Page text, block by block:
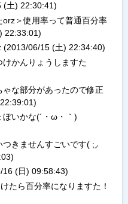
(土) 22:30:41)
orz＞使用率って普通百分率
22:33:01)
(2013/06/15 (土) 22:34:40)
けかんりょうしますた
ゃな部分があったので修正
)
ぼいかな(´・ω・｀)
きませんすごいです( ;◞
)
16 (日) 09:58:43)
たら百分率になりますた！